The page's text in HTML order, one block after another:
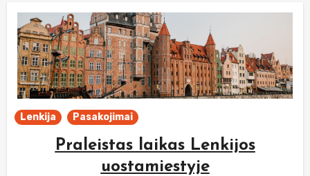
Lenkija Pasakojimai
Praleistas laikas Lenkijos
uostamiestyje